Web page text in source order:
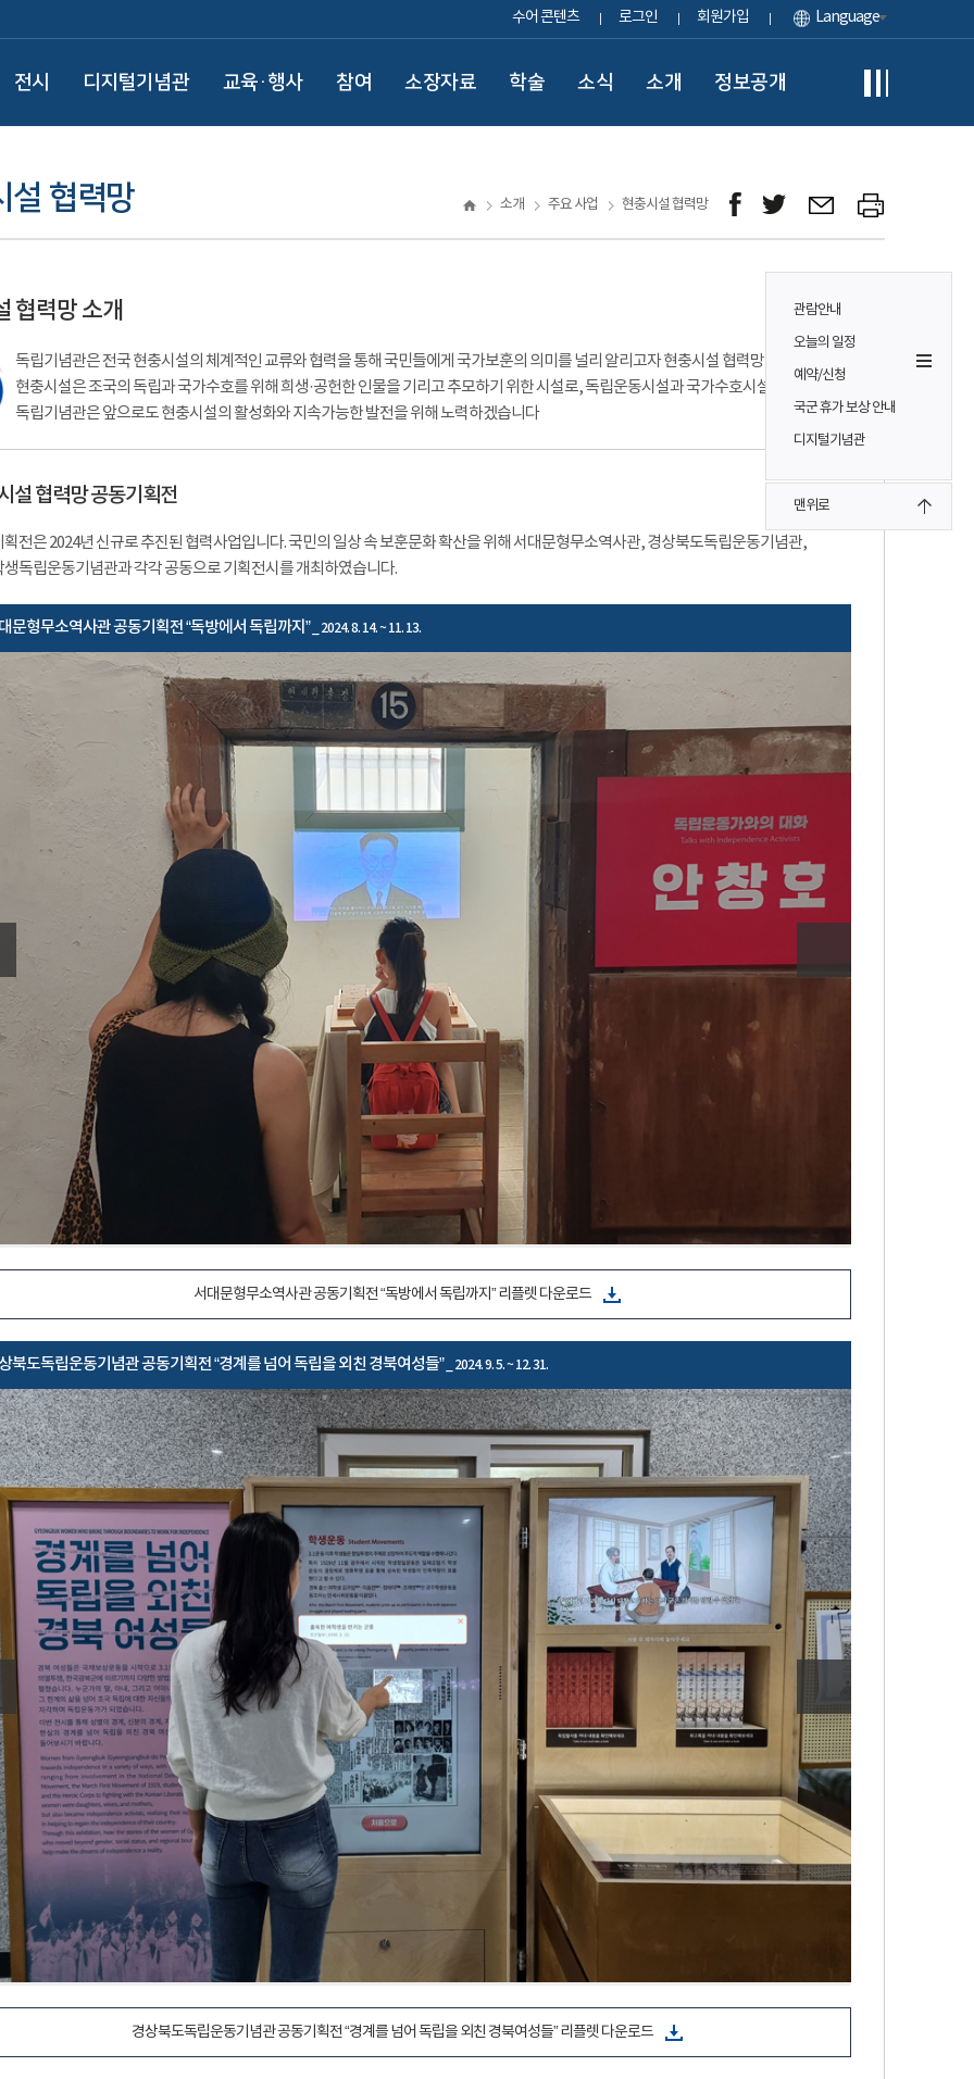
수어 콘텐츠 로그인 회원가입 Language
전시 디지털기념관 교육·행사 참여 소장자료 학술 소식 소개 정보공개
관람안내
오늘의 일정
예약/신청
국군 휴가 보상 안내
디지털기념관
맨위로
설 협력망 소개 주요 사업 현충시설 협력망
협력망 소개
독립기념관은 전국 현충시설의 체계적인 교류와 협력을 통해 국민들에게 국가보훈의 의미를 널리 알리고자 현충시설 협력망 사업을 운영합니다.
현충시설은 조국의 독립과 국가수호를 위해 희생·공헌한 인물을 기리고 추모하기 위한 시설로, 독립운동시설과 국가수호시설로 구분됩니다.
독립기념관은 앞으로도 현충시설의 활성화와 지속가능한 발전을 위해 노력하겠습니다
설 협력망 공동기획전
전은 2024년 신규로 추진된 협력사업입니다. 국민의 일상 속 보훈문화 확산을 위해 서대문형무소역사관, 경상북도독립운동기념관,
독립운동기념관과 각각 공동으로 기획전시를 개최하였습니다.
문형무소역사관 공동기획전 “독방에서 독립까지”_ 2024. 8. 14. ~ 11. 13.
서대문형무소역사관 공동기획전 “독방에서 독립까지” 리플렛 다운로드
북도독립운동기념관 공동기획전 “경계를 넘어 독립을 외친 경북여성들” _ 2024. 9. 5. ~ 12. 31.
경상북도독립운동기념관 공동기획전 “경계를 넘어 독립을 외친 경북여성들” 리플렛 다운로드